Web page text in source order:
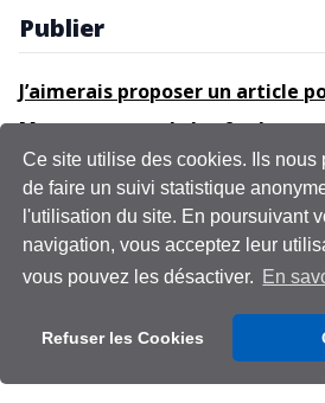
Ce site utilise des cookies. Ils nous
de faire un suivi statistique
l'utilisation du site. En poursuivant
navigation, vous acceptez leur
vous pouvez les désactiver. En
Refuser les Cookies
Publier
J’aimerais proposer un article
Mon contenu a été refusé
Je n’ai pas accès à la fonction
ressource
Pourquoi dois-je fournir des
professionnels dans mon profil
Éditer